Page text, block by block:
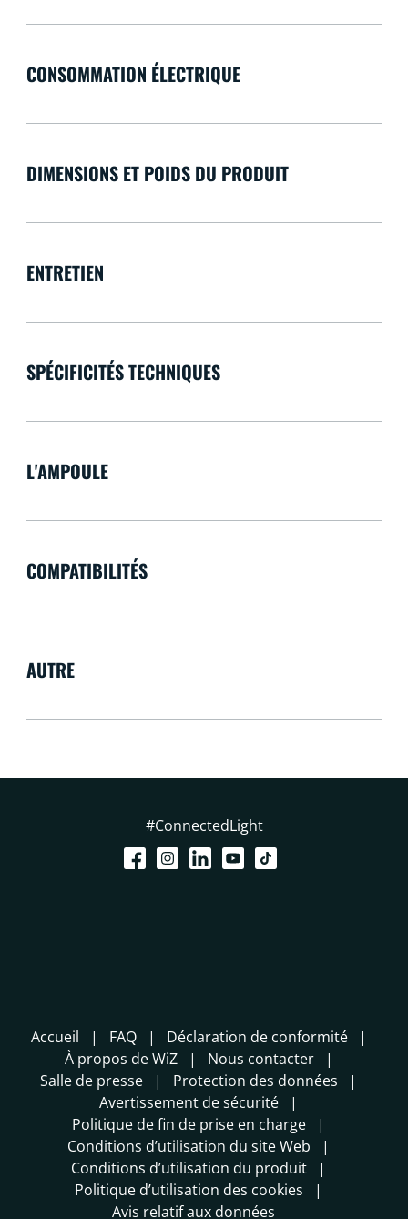
CONSOMMATION ÉLECTRIQUE
DIMENSIONS ET POIDS DU PRODUIT
ENTRETIEN
SPÉCIFICITÉS TECHNIQUES
L'AMPOULE
COMPATIBILITÉS
AUTRE
#ConnectedLight
Accueil FAQ
Déclaration de conformité
À propos de WiZ
Nous contacter
Salle de presse
Protection des données
Avertissement de sécurité
Politique de fin de prise en charge
Conditions d’utilisation du site Web
Conditions d’utilisation du produit
Politique d’utilisation des cookies
Avis relatif aux données